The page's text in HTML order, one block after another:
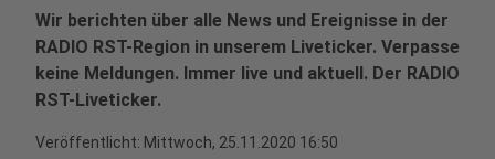
Wir berichten über alle News und Ereignisse in der
RADIO RST-Region in unserem Liveticker. Verpasse
keine Meldungen. Immer live und aktuell. Der RADIO
RST-Liveticker.
Veröffentlicht: Mittwoch, 25.11.2020 16:50